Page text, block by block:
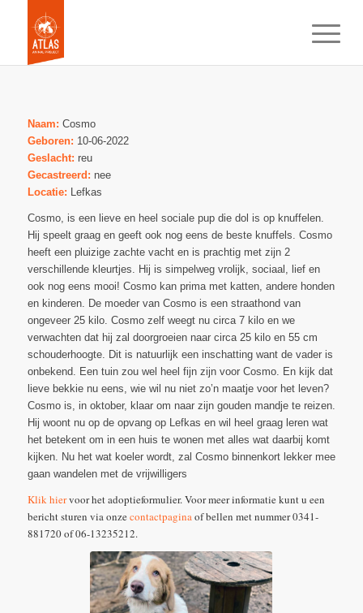
Naam: Cosmo
Geboren: 10-06-2022
Geslacht: reu
Gecastreerd: nee
Locatie: Lefkas
Cosmo, is een lieve en heel sociale pup die dol is op knuffelen.
Hij speelt graag en geeft ook nog eens de beste knuffels. Cosmo
heeft een pluizige zachte vacht en is prachtig met zijn 2
verschillende kleurtjes. Hij is simpelweg vrolijk, sociaal, lief en
ook nog eens mooi! Cosmo kan prima met katten, andere honden
en kinderen. De moeder van Cosmo is een straathond van
ongeveer 25 kilo. Cosmo zelf weegt nu circa 7 kilo en we
verwachten dat hij zal doorgroeien naar circa 25 kilo en 55 cm
schouderhoogte. Dit is natuurlijk een inschatting want de vader is
onbekend. Een tuin zou wel heel fijn zijn voor Cosmo. En kijk dat
lieve bekkie nu eens, wie wil nu niet zo’n maatje voor het leven?
Cosmo is, in oktober, klaar om naar zijn gouden mandje te reizen.
Hij woont nu op de opvang op Lefkas en wil heel graag leren wat
het betekent om in een huis te wonen met alles wat daarbij komt
kijken. Nu het wat koeler wordt, zal Cosmo binnenkort lekker mee
gaan wandelen met de vrijwilligers
Klik hiervoor het adoptieformulier. Voor meer informatie kunt u een
bericht sturen via onzecontactpaginaof bellen met nummer 0341-
881720 of 06-13235212.